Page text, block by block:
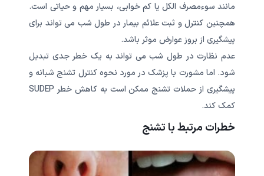
مانند سوءمصرف الکل یا کم خوابی، بسیار مهم و حیاتی است.
همچنین کنترل و ثبت علائم بیمار در طول شب می تواند برای
پیشگیری از بروز عوارض موثر باشد.
عدم نظارت در طول شب می تواند به یک خطر جدی تبدیل
شود. اما مشورت با پزشک در مورد نحوه کنترل تشنج شبانه و
پیشگیری از حملات تشنج ممکن است به کاهش خطر SUDEP
کمک کند.
خطرات مرتبط با تشنج